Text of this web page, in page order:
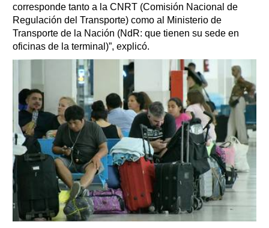
corresponde tanto a la CNRT (Comisión Nacional de
Regulación del Transporte) como al Ministerio de
Transporte de la Nación (NdR: que tienen su sede en
oficinas de la terminal)”, explicó.